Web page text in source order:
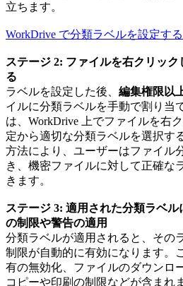
立ちます。
WorkDrive で分類ラベルを設定す
ステージ 2: ファイルを右クリッ
る
ラベルを設定した後、 編集権限以
イルに分類ラベルを手動で割り当
は、WorkDrive 上でファイルを右
定から適切な分類ラベルを選択す
方法により、ユーザーはファイル
き、機密ファイルに対して正確な
きます。
ステージ 3: 適用された分類ラベ
の制限や警告の適用
分類ラベルが適用されると、その
制限が自動的に有効になります。
有の無効化、ファイルのダウンロ
コピーや印刷の制限などが含まれ